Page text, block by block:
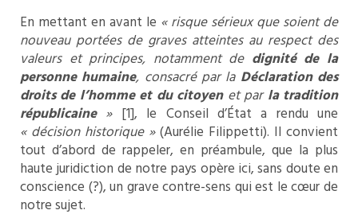
En mettant en avant le « risque sérieux que soient de
nouveau portées de graves atteintes au respect des
valeurs et principes, notamment de dignité de la
personne humaine, consacré par la Déclaration des
droits de l’homme et du citoyenet parla tradition
républicaine » [1], le Conseil d’État a rendu une
« décision historique »(Aurélie Filippetti). Il convient
tout d’abord de rappeler, en préambule, que la plus
haute juridiction de notre pays opère ici, sans doute en
conscience (?), un grave contre-sens qui est le cœur de
notre sujet.